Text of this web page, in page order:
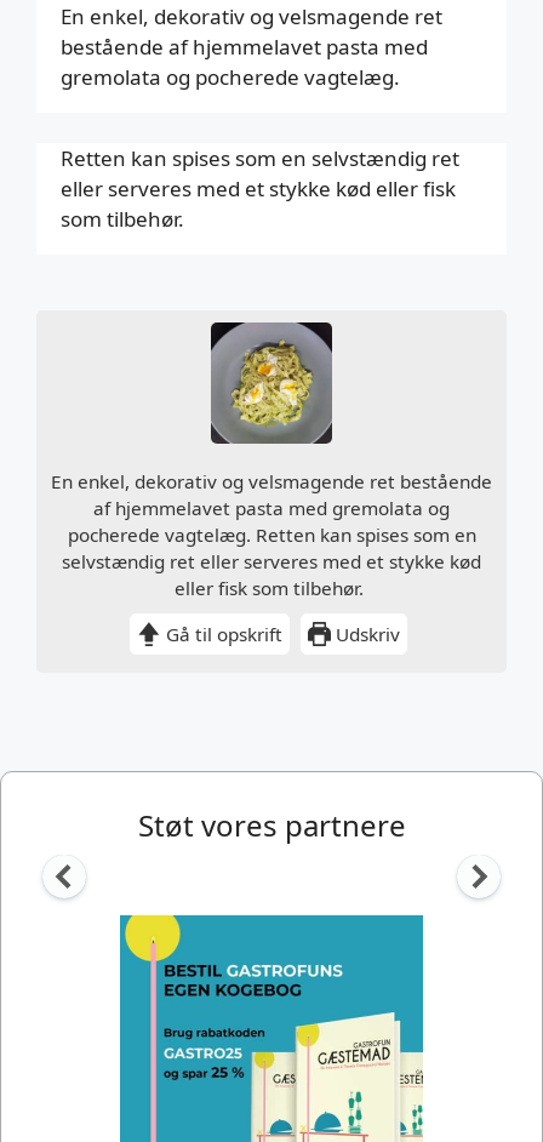
En enkel, dekorativ og velsmagende ret bestående
af hjemmelavet pasta med gremolata og
pocherede vagtelæg. Retten kan spises som en
selvstændig ret eller serveres med et stykke kød
eller fisk som tilbehør.
Gå til opskrift
Udskriv
En enkel, dekorativ og velsmagende ret
bestående af hjemmelavet pasta med
gremolata og pocherede vagtelæg.
Retten kan spises som en selvstændig ret
eller serveres med et stykke kød eller fisk
som tilbehør.
Støt vores partnere